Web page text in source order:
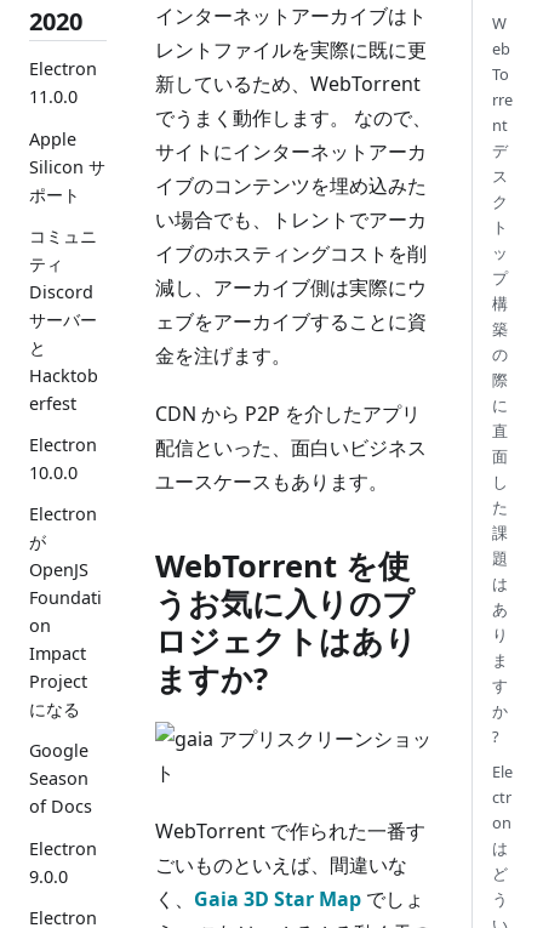
2020
Electron
11.0.0
Apple
Silicon サ
ポート
コミュニ
ティ
Discord
サーバー
と
Hacktob
erfest
Electron
10.0.0
Electron
が
OpenJS
Foundati
on
Impact
Project
になる
Google
Season
of Docs
Electron
9.0.0
Electron
インターネットアーカイブはト
レントファイルを実際に既に更
新しているため、WebTorrent
でうまく動作します。 なので、
サイトにインターネットアーカ
イブのコンテンツを埋め込みた
い場合でも、トレントでアーカ
イブのホスティングコストを削
減し、アーカイブ側は実際にウ
ェブをアーカイブすることに資
金を注げます。
CDN から P2P を介したアプリ
配信といった、面白いビジネス
ユースケースもあります。
WebTorrent を使
うお気に入りのプ
ロジェクトはあり
ますか?
WebTorrent で作られた一番す
ごいものといえば、間違いな
く、 Gaia 3D Star Map でしょ
W
eb
To
rre
nt
デ
ス
ク
ト
ッ
プ
構
築
の
際
に
直
面
し
た
課
題
は
あ
り
ま
す
か
?
Ele
ctr
on
は
ど
う